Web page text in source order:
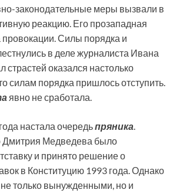
законодательные меры вызвали в
реакцию. Его прозападная
провокации. Силы порядка и
в деле журналиста Ивана
страстей оказался настолько
силам порядка пришлось отступить.
явно не сработала.
настала очередьпряника.
Дмитрия Медведева было
и принято решение о
в Конституцию 1993 года. Однако
только вынужденными, но и